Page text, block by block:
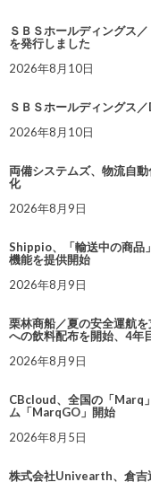
ＳＢＳホールディングス
を発行しました
2026年8月10日
ＳＢＳホールディングス
2026年8月10日
両備システムズ、物流自
化
2026年8月9日
Shippio、「輸送中の商品
機能を提供開始
2026年8月9日
栗林商船／夏の安全運航
への飲料配布を開始、4年
2026年8月9日
CBcloud、全国の「Marq
ム「MarqGO」開始
2026年8月5日
株式会社Univearth、倉吉